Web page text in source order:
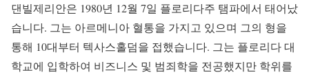
댄빌제리안은 1980년 12월 7일 플로리다주 탬파에서 태어났
습니다. 그는 아르메니아 혈통을 가지고 있으며 그의 형을
통해 10대부터 텍사스홀덤을 접했습니다. 그는 플로리다 대
학교에 입학하여 비즈니스 및 범죄학을 전공했지만 학위를